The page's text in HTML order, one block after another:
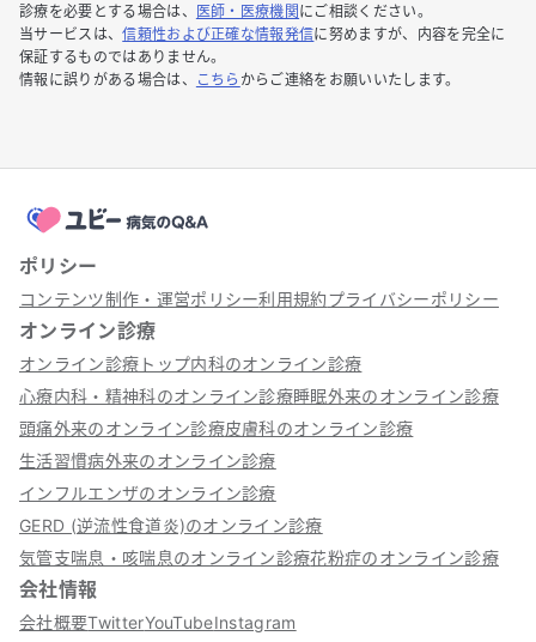
診療を必要とする場合は、
医師・医療機関 にご相談ください。
当サービスは、信頼性および正確な情報発信に努めますが、内容を完全に
保証するものではありません。
情報に誤りがある場合は、
こちら からご連絡をお願いいたします。
ポリシー
コンテンツ制作・運営ポリシー利用規約プライバシーポリシー
オンライン診療
オンライン診療トップ内科のオンライン診療
心療内科・精神科のオンライン診療睡眠外来のオンライン診療
頭痛外来のオンライン診療皮膚科のオンライン診療
生活習慣病外来のオンライン診療
インフルエンザのオンライン診療
GERD (逆流性食道炎)のオンライン診療
気管支喘息・咳喘息のオンライン診療花粉症のオンライン診療
会社情報
会社概要TwitterYouTubeInstagram